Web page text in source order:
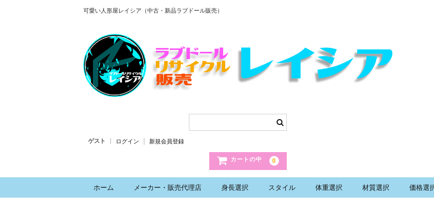
可愛い人形屋レイシア（中古・新品ラブドール販売）
ゲスト ログイン 新規会員登録
カートの中 0
ホーム メーカー・販売代理店 身長選択 スタイル 体重選択 材質選択 価格選